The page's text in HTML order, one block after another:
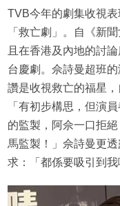
TVB今年的劇集收視
「救亡劇」。自《新
且在香港及內地的討
台慶劇。佘詩曼超班
讚是收視救亡的福星
「有初步構思，但演
的監製，阿佘一口拒
馬監製！」佘詩曼更
求：「都係要吸引到我